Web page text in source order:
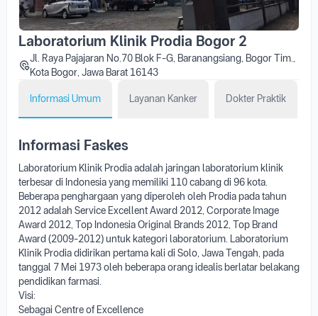
Laboratorium Klinik Prodia Bogor 2
Jl. Raya Pajajaran No.70 Blok F-G, Baranangsiang, Bogor Tim.,
Kota Bogor, Jawa Barat 16143
Informasi Umum Layanan Kanker Dokter Praktik
Informasi Faskes
Laboratorium Klinik Prodia adalah jaringan laboratorium klinik
terbesar di Indonesia yang memiliki 110 cabang di 96 kota.
Beberapa penghargaan yang diperoleh oleh Prodia pada tahun
2012 adalah Service Excellent Award 2012, Corporate Image
Award 2012, Top Indonesia Original Brands 2012, Top Brand
Award (2009-2012) untuk kategori laboratorium. Laboratorium
Klinik Prodia didirikan pertama kali di Solo, Jawa Tengah, pada
tanggal 7 Mei 1973 oleh beberapa orang idealis berlatar belakang
pendidikan farmasi.
Visi:
Sebagai Centre of Excellence